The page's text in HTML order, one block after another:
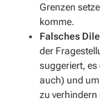
Grenzen
komme.
Falsches
der
suggeriert,
auch) und
zu verhindern